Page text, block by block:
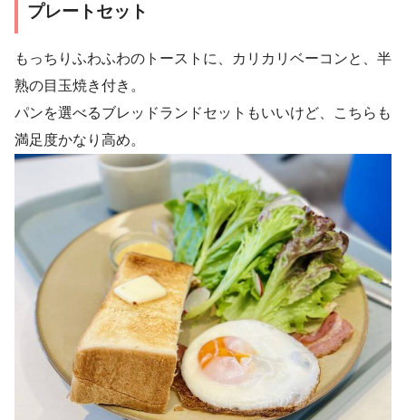
プレートセット
もっちりふわふわのトーストに、カリカリベーコンと、半
熟の目玉焼き付き。
パンを選べるブレッドランドセットもいいけど、こちらも
満足度かなり高め。